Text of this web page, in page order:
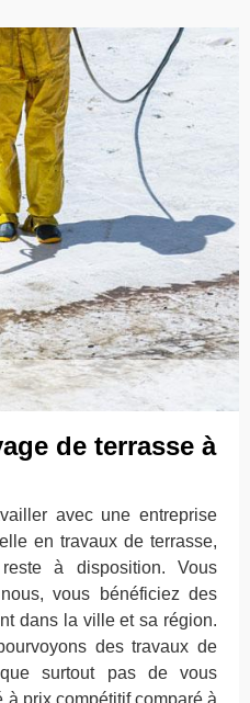
de terrasse à
avec une entreprise
en travaux de terrasse,
à disposition. Vous
vous bénéficiez des
dans la ville et sa région.
des travaux de
surtout pas de vous
à prix compétitif comparé à